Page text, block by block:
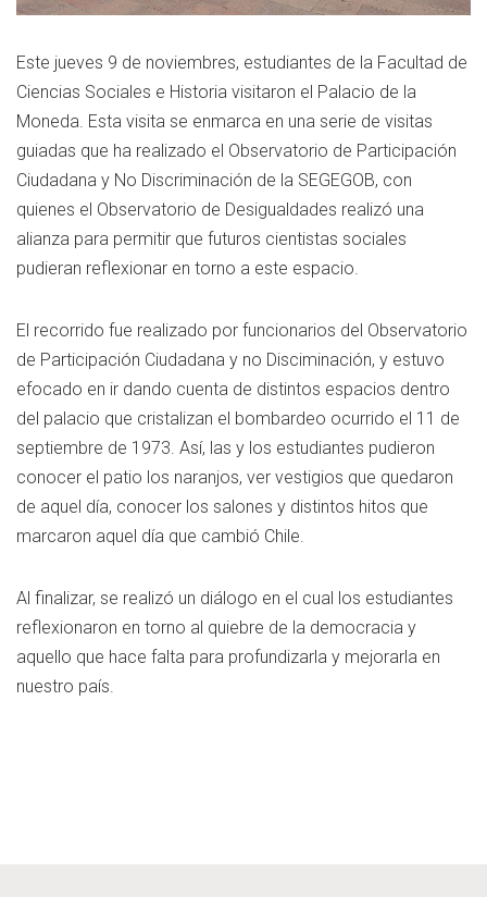
Este jueves 9 de noviembres, estudiantes de la Facultad de
Ciencias Sociales e Historia visitaron el Palacio de la
Moneda. Esta visita se enmarca en una serie de visitas
guiadas que ha realizado el Observatorio de Participación
Ciudadana y No Discriminación de la SEGEGOB, con
quienes el Observatorio de Desigualdades realizó una
alianza para permitir que futuros cientistas sociales
pudieran reflexionar en torno a este espacio.
El recorrido fue realizado por funcionarios del Observatorio
de Participación Ciudadana y no Disciminación, y estuvo
efocado en ir dando cuenta de distintos espacios dentro
del palacio que cristalizan el bombardeo ocurrido el 11 de
septiembre de 1973. Así, las y los estudiantes pudieron
conocer el patio los naranjos, ver vestigios que quedaron
de aquel día, conocer los salones y distintos hitos que
marcaron aquel día que cambió Chile.
Al finalizar, se realizó un diálogo en el cual los estudiantes
reflexionaron en torno al quiebre de la democracia y
aquello que hace falta para profundizarla y mejorarla en
nuestro país.